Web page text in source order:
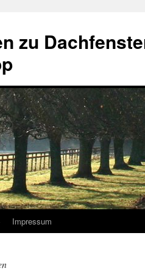
zu
Impressum